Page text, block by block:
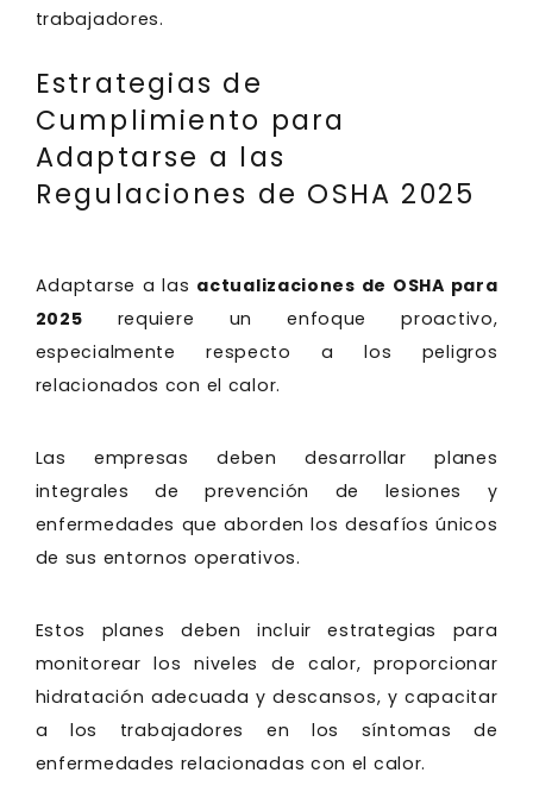
trabajadores.
Estrategias de
Cumplimiento para
Adaptarse a las
Regulaciones de OSHA 2025
Adaptarse a las actualizaciones de OSHA para
2025 requiere un enfoque proactivo,
especialmente respecto a los peligros
relacionados con el calor.
Las empresas deben desarrollar planes
integrales de prevención de lesiones y
enfermedades que aborden los desafíos únicos
de sus entornos operativos.
Estos planes deben incluir estrategias para
monitorear los niveles de calor, proporcionar
hidratación adecuada y descansos, y capacitar
a los trabajadores en los síntomas de
enfermedades relacionadas con el calor.